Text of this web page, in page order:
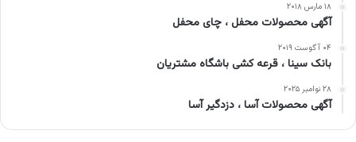
۱۸ مارس ۲۰۱۸
آگهی محصولات محفل ، چای محفل
۰۴ آگوست ۲۰۱۹
بانک سینا ، قرعه کشی باشگاه مشتریان
۲۸ نوامبر ۲۰۲۵
آگهی محصولات آسا ، دزدگیر آسا